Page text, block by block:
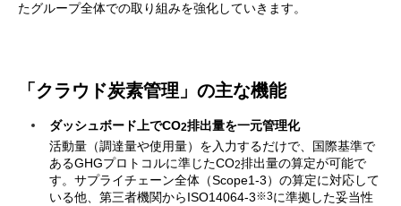
たグループ全体での取り組みを強化していきます。
「クラウド炭素管理」の主な機能
ダッシュボード上でCO2排出量を一元管理化
活動量（調達量や使用量）を入力するだけで、国際基準で
あるGHGプロトコルに準じたCO2排出量の算定が可能で
す。サプライチェーン全体（Scope1-3）の算定に対応して
いる他、第三者機関からISO14064-3※3に準拠した妥当性